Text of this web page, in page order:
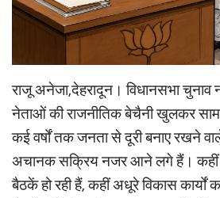
राजू अनेजा,देहरादून। विधानसभा
नेताओं की राजनीतिक बेचैनी खुलकर
कई वर्षों तक जनता से दूरी बनाए रखने
अचानक सक्रिय नजर आने लगे हैं। कहीं
बैठकें हो रही हैं, कहीं अधूरे विकास कार्यों